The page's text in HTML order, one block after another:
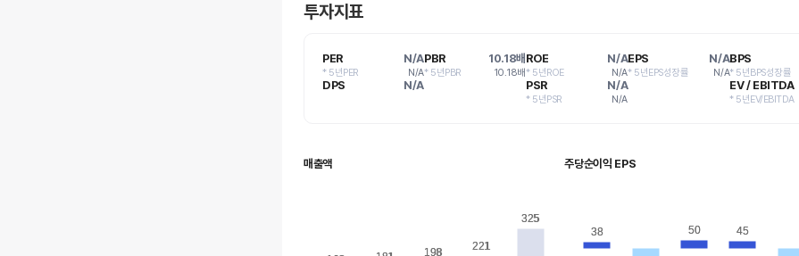
투자지표
PER N/A
* 5년PER N/A
PBR 10.18배
* 5년PBR 10.18배
ROE N/A
* 5년ROE N/A
EPS N/A
* 5년EPS성장률 N/A
BPS
* 5년BPS성장률
DPS N/A PSR N/A
* 5년PSR N/A
EV / EBITDA
* 5년EV/EBITDA
매출액
198
198 221
221
325
325
주당순이익 EPS
38
38 50
50 45
45